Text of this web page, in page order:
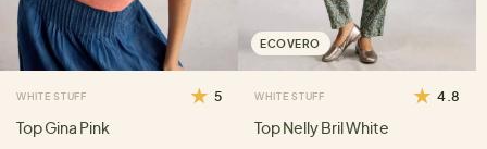
WHITE STUFF 5
Top Gina Pink
ECOVERO
WHITE STUFF 4.8
Top Nelly Bril White